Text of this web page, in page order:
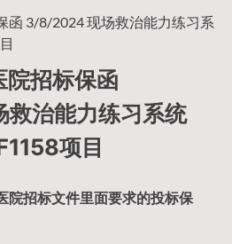
函 3/8/2024 现场救治能力练习系
院招标保函
治能力练习系统
项目
院招标文件里面要求的投标保